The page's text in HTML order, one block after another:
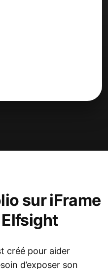
sur iFrame
créé pour aider
d’exposer son